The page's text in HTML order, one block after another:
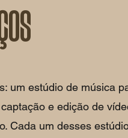
um estúdio de música
e edição de
Cada um desses